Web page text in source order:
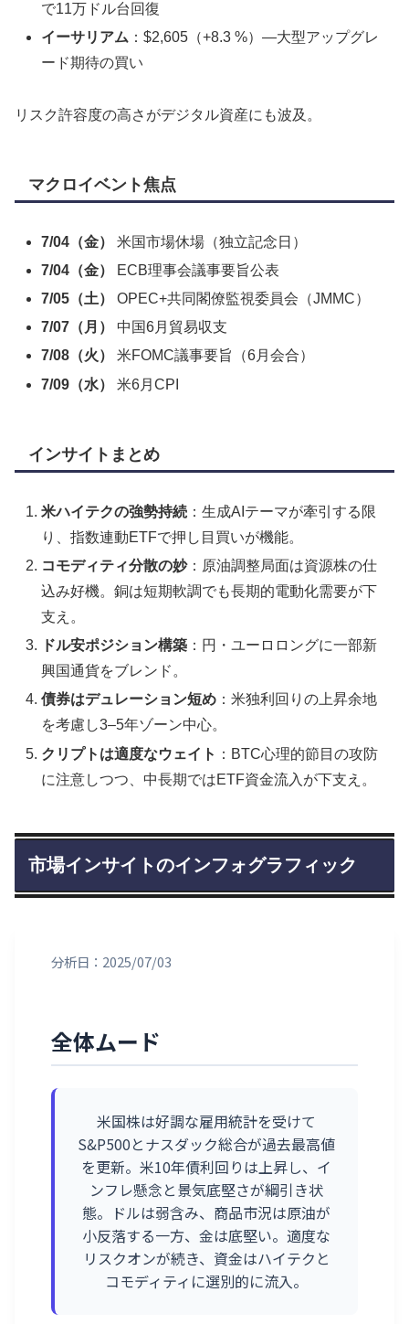
で11万ドル台回復
イーサリアム ：$2,605（+8.3 %）—大型アップグレ
ード期待の買い
リスク許容度の高さがデジタル資産にも波及。
マクロイベント焦点
7/04（金）
米国市場休場（独立記念日）
7/04（金）
ECB理事会議事要旨公表
7/05（土）
OPEC+共同閣僚監視委員会（JMMC）
7/07（月）
中国6月貿易収支
7/08（火）
米FOMC議事要旨（6月会合）
7/09（水）
米6月CPI
インサイトまとめ
米ハイテクの強勢持続 ：生成AIテーマが牽引する限
り、指数連動ETFで押し目買いが機能。
コモディティ分散の妙：原油調整局面は資源株の仕
込み好機。銅は短期軟調でも長期的電動化需要が下
支え。
ドル安ポジション構築 ：円・ユーロロングに一部新
興国通貨をブレンド。
債券はデュレーション短め ：米独利回りの上昇余地
を考慮し3–5年ゾーン中心。
クリプトは適度なウェイト ：BTC心理的節目の攻防
に注意しつつ、中長期ではETF資金流入が下支え。
市場インサイトのインフォグラフィック
分析日：2025/07/03
全体ムード
米国株は好調な雇用統計を受けて
S&P500とナスダック総合が過去最高値
を更新。米10年債利回りは上昇し、イ
ンフレ懸念と景気底堅さが綱引き状
態。ドルは弱含み、商品市況は原油が
小反落する一方、金は底堅い。適度な
リスクオンが続き、資金はハイテクと
コモディティに選別的に流入。